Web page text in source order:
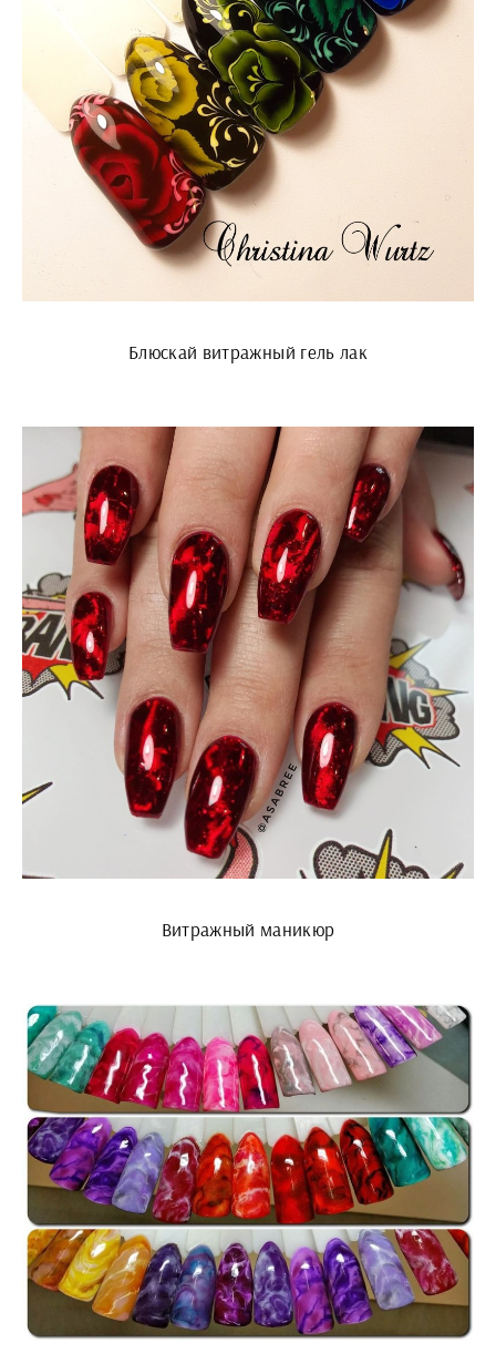
Блюскай витражный гель лак
Витражный маникюр